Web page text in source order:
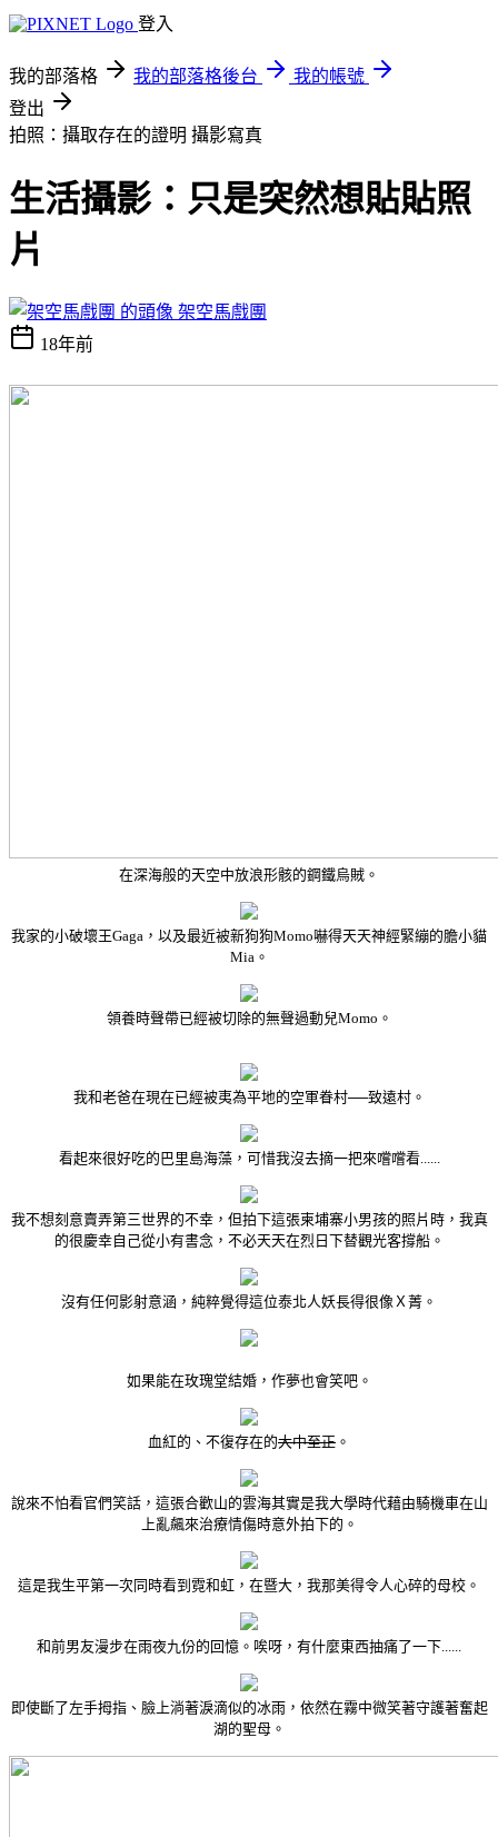
登入
我的部落格 我的部落格後台
我的帳號
登出
拍照：攝取存在的證明 攝影寫真
生活攝影：只是突然想貼貼照
片
架空馬戲團
18年前
在深海般的天空中放浪形骸的鋼鐵烏賊。
我家的小破壞王Gaga，以及最近被新狗狗Momo嚇得天天神經緊繃的膽小貓
Mia。
領養時聲帶已經被切除的無聲過動兒Momo。
我和老爸在現在已經被夷為平地的空軍眷村──致遠村。
看起來很好吃的巴里島海藻，可惜我沒去摘一把來嚐嚐看......
我不想刻意賣弄第三世界的不幸，但拍下這張柬埔寨小男孩的照片時，我真
的很慶幸自己從小有書念，不必天天在烈日下替觀光客撐船。
沒有任何影射意涵，純粹覺得這位泰北人妖長得很像Ｘ菁。
如果能在玫瑰堂結婚，作夢也會笑吧。
血紅的、不復存在的大中至正 。
說來不怕看官們笑話，這張合歡山的雲海其實是我大學時代藉由騎機車在山
上亂飆來治療情傷時意外拍下的。
這是我生平第一次同時看到霓和虹，在暨大，我那美得令人心碎的母校。
和前男友漫步在雨夜九份的回憶。唉呀，有什麼東西抽痛了一下......
即使斷了左手拇指、臉上淌著淚滴似的冰雨，依然在霧中微笑著守護著奮起
湖的聖母。